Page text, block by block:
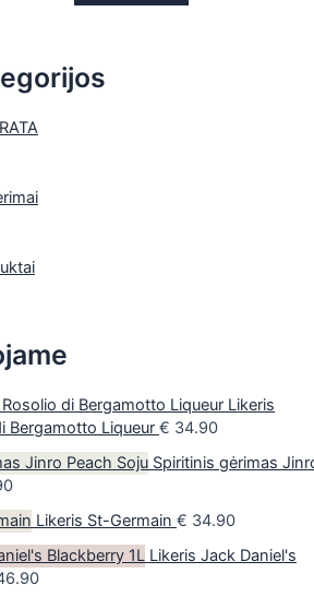
Likeris
Bergamotto Liqueur € 34.90
Spiritinis gėrimas
Likeris St-Germain € 34.90
Likeris Jack Daniel's